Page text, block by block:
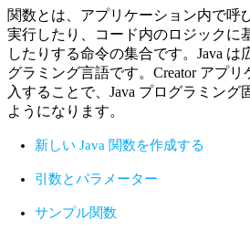
関数とは、アプリケーション内で呼
実行したり、コード内のロジックに
したりする命令の集合です。Java は
グラミング言語です。Creator アプリ
入することで、Java プログラミング
ようになります。
新しい Java 関数を作成する
引数とパラメーター
サンプル関数